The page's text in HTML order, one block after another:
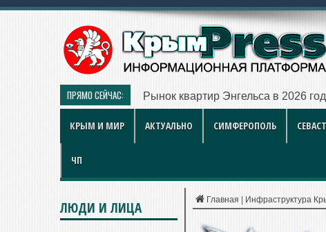
ПРЯМО СЕЙЧАС: Рынок квартир Энгельса в 2026
КРЫМ И МИР АКТУАЛЬНО СИМФЕРОПОЛЬ
ЧП
Главная Инфраструктура
ЛЮДИ И ЛИЦА